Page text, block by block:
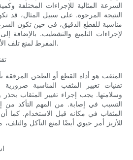
السرعة المثالية للإجراءات المختلفة
النتيجة المرجوة. على سبيل المثال، قد
مناسبة للقطع الدقيق، في حين تكون
لإجراءات التلميع والتشطيب. بالإضافة
المفرط لمنع تلف الأسنان والأنسجة المحيطة بها.
المثقب هو أداة القطع أو الطحن المرفقة
تقنيات تغيير المثقب المناسبة
وسلامتها. يجب إجراء تغيير المثقاب بحذر
التسبب في إصابة. من المهم التأكد من
المثقاب في مكانه قبل الاستخدام. كما
للأزيز أمر حيوي أيضًا لمنع التآكل